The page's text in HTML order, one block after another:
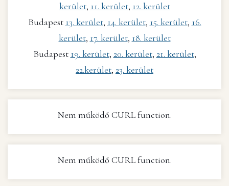
kerület, 11. kerület, 12. kerület
Budapest 13. kerület, 14. kerület, 15. kerület, 16.
kerület, 17. kerület, 18. kerület
Budapest 19. kerület, 20. kerület, 21. kerület,
22.kerület, 23. kerület
Nem működő CURL function.
Nem működő CURL function.